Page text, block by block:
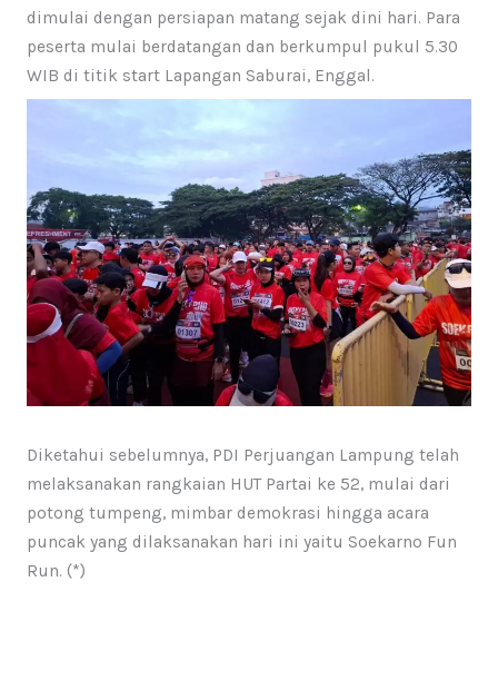
dimulai dengan persiapan matang sejak dini hari. Para
peserta mulai berdatangan dan berkumpul pukul 5.30
WIB di titik start Lapangan Saburai, Enggal.
Diketahui sebelumnya, PDI Perjuangan Lampung telah
melaksanakan rangkaian HUT Partai ke 52, mulai dari
potong tumpeng, mimbar demokrasi hingga acara
puncak yang dilaksanakan hari ini yaitu Soekarno Fun
Run. (*)